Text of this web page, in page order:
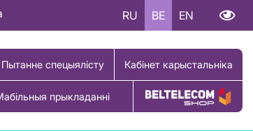
RU BE EN
Пытанне спецыялісту Кабінет карыстальніка
прыкладанні Купіць тавар